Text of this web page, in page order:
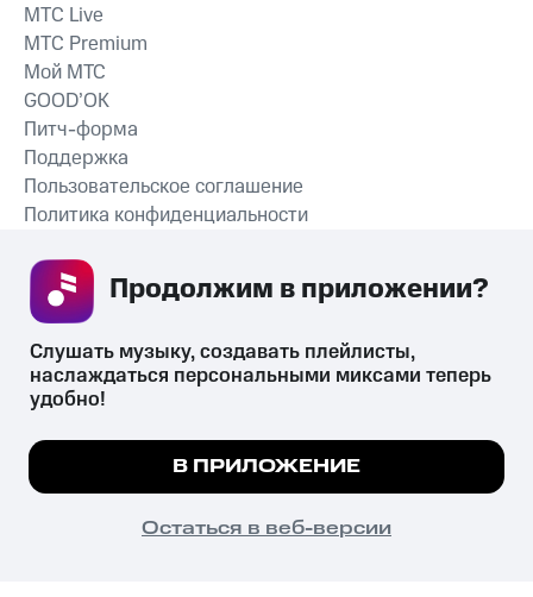
СКАЧАТЬ ПРИЛОЖЕНИЕ
MTС Live
MTС Premium
Мой МТС
GOOD’OK
Питч-форма
Поддержка
Пользовательское соглашение
Политика конфиденциальности
психотропных веществ, их аналогов причиняет вред здоровью,
их незаконный оборот запрещён и влечёт установленную
законодательством ответственность.
© 2026 ООО «КИОН».
Все права защищены
Мы используем куки, чтобы на сайте все
Подробнее
ПОНЯТНО
Слушать музыку, создавать плейлисты,
наслаждаться персональными миксами теперь
удобно!
В ПРИЛОЖЕНИЕ
Остаться в веб-версии